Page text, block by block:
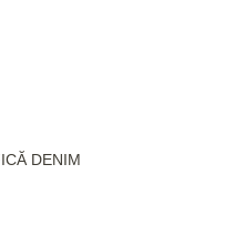
DENIM